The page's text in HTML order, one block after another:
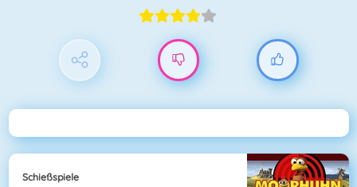
Schießspiele